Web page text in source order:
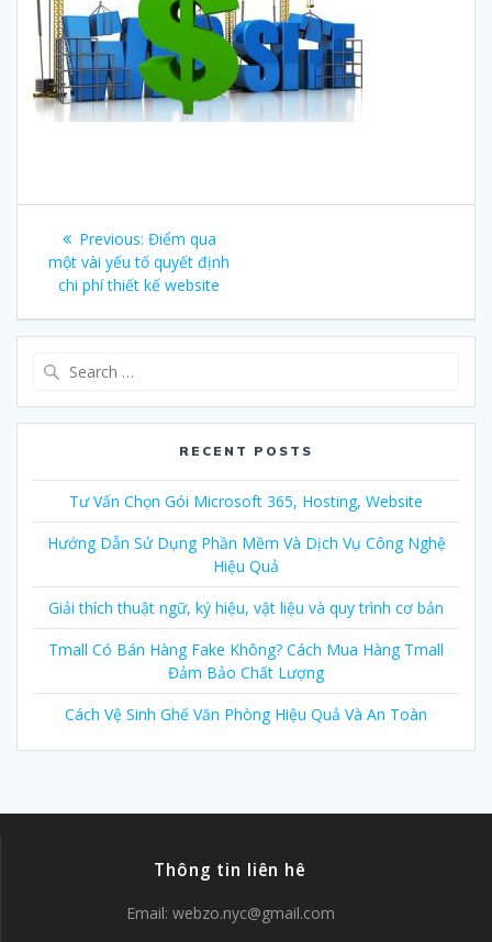
Post
navigation
Previous: Previous
post:
Điểm qua
một vài yếu tố quyết định
chi phí thiết kế website
RECENT POSTS
Tư Vấn Chọn Gói Microsoft 365, Hosting, Website
Hướng Dẫn Sử Dụng Phần Mềm Và Dịch Vụ Công Nghệ
Hiệu Quả
Giải thích thuật ngữ, ký hiệu, vật liệu và quy trình cơ bản
Tmall Có Bán Hàng Fake Không? Cách Mua Hàng Tmall
Đảm Bảo Chất Lượng
Cách Vệ Sinh Ghế Văn Phòng Hiệu Quả Và An Toàn
Thông tin liên hê
Email: webzo.nyc@gmail.com